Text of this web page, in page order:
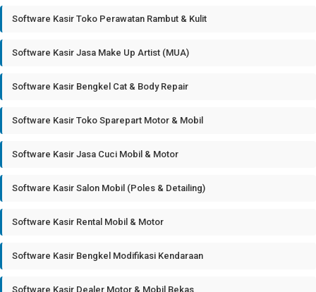
Software Kasir Toko Perawatan Rambut & Kulit
Software Kasir Jasa Make Up Artist (MUA)
Software Kasir Bengkel Cat & Body Repair
Software Kasir Toko Sparepart Motor & Mobil
Software Kasir Jasa Cuci Mobil & Motor
Software Kasir Salon Mobil (Poles & Detailing)
Software Kasir Rental Mobil & Motor
Software Kasir Bengkel Modifikasi Kendaraan
Software Kasir Dealer Motor & Mobil Bekas